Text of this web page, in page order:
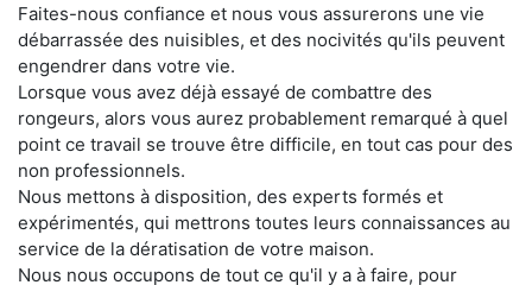
Faites-nous confiance et nous vous assurerons une vie
débarrassée des nuisibles, et des nocivités qu'ils peuvent
engendrer dans votre vie.
Lorsque vous avez déjà essayé de combattre des
rongeurs, alors vous aurez probablement remarqué à quel
point ce travail se trouve être difficile, en tout cas pour des
non professionnels.
Nous mettons à disposition, des experts formés et
expérimentés, qui mettrons toutes leurs connaissances au
service de la dératisation de votre maison.
Nous nous occupons de tout ce qu'il y a à faire, pour